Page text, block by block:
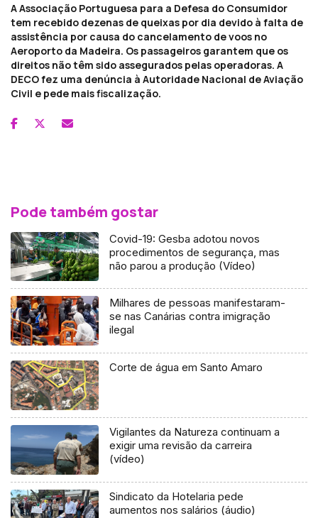
A Associação Portuguesa para a Defesa do Consumidor
tem recebido dezenas de queixas por dia devido à falta de
assistência por causa do cancelamento de voos no
Aeroporto da Madeira. Os passageiros garantem que os
direitos não têm sido assegurados pelas operadoras. A
DECO fez uma denúncia à Autoridade Nacional de Aviação
Civil e pede mais fiscalização.
Pode também gostar
Covid-19: Gesba adotou novos
procedimentos de segurança, mas
não parou a produção (Vídeo)
Milhares de pessoas manifestaram-
se nas Canárias contra imigração
ilegal
Corte de água em Santo Amaro
Vigilantes da Natureza continuam a
exigir uma revisão da carreira
(vídeo)
Sindicato da Hotelaria pede
aumentos nos salários (áudio)